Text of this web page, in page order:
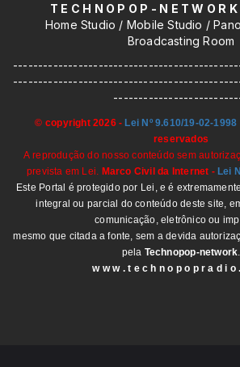
T E C H N O P O P - N E T W O R
Home Studio / Mobile Studio /
Broadcasting Room
© copyright 2026 -Lei Nº 9.610/19-02-1998
reservados
Areprodução do nosso conteúdo sem
prevista em Lei. Marco Civil da Internet - Lei
Este Portal é protegido por Lei, e é
integral ou parcial do conteúdo deste site,
comunicação, eletrônico ou
mesmo que citada a fonte, sem a devida
pela Technopop-network
w w w . t e c h n o p o p r a d i o